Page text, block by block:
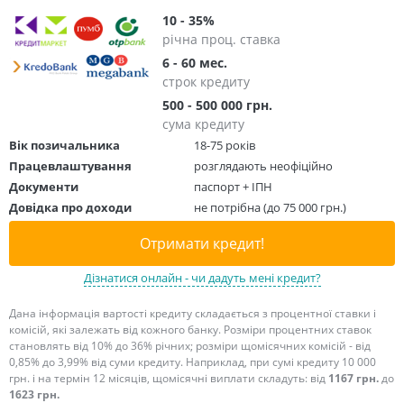
10 - 35%
річна проц. ставка
6 - 60 мес.
строк кредиту
500 - 500 000 грн.
сума кредиту
Вік позичальника
18-75 років
Працевлаштування
розглядають неофіційно
Документи
паспорт + ІПН
Довідка про доходи
не потрібна (до 75 000 грн.)
Отримати кредит!
Дізнатися онлайн - чи дадуть мені кредит?
Дана інформація вартості кредиту складається з процентної ставки і
комісій, які залежать від кожного банку. Розміри процентних ставок
становлять від 10% до 36% річних; розміри щомісячних комісій - від
0,85% до 3,99% від суми кредиту. Наприклад, при сумі кредиту 10 000
грн. і на термін 12 місяців, щомісячні виплати складуть: від 1167 грн.до
1623 грн.